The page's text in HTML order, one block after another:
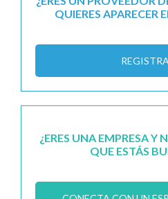
QUIERES APARECER
¿ERES UNA EMPRESA Y
QUE ESTÁS